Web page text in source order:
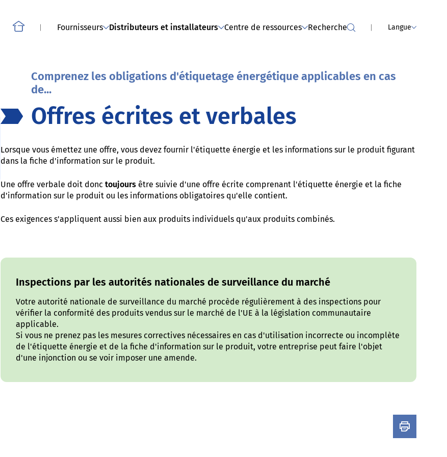
Home Fournisseurs Distributeurs et installateurs Centre de ressources Recherche Langue
téléphones mobiles
Comprenez les obligations d'étiquetage énergétique applicables en cas
de...
Offres écrites et verbales
Lorsque vous émettez une offre, vous devez fournir l'étiquette énergie et les informations sur le produit figurant
dans la fiche d'information sur le produit.
Une offre verbale doit donc toujours être suivie d'une offre écrite comprenant l'étiquette énergie et la fiche
d'information sur le produit ou les informations obligatoires qu'elle contient.
Ces exigences s'appliquent aussi bien aux produits individuels qu'aux produits combinés.
Inspections par les autorités nationales de surveillance du marché
Votre autorité nationale de surveillance du marché procède régulièrement à des inspections pour
vérifier la conformité des produits vendus sur le marché de l'UE à la législation communautaire
applicable.
Si vous ne prenez pas les mesures correctives nécessaires en cas d'utilisation incorrecte ou incomplète
de l'étiquette énergie et de la fiche d'information sur le produit, votre entreprise peut faire l'objet
d'une injonction ou se voir imposer une amende.